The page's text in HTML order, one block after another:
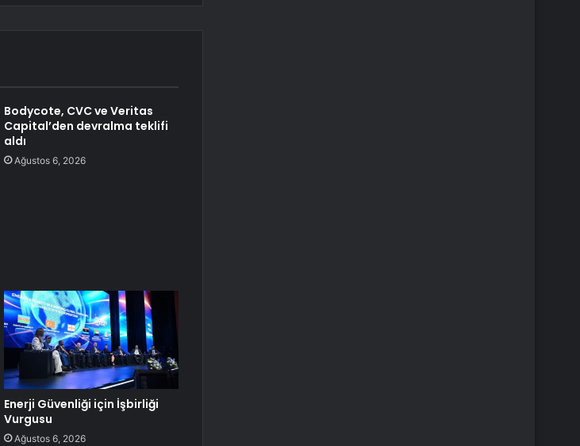
Bodycote, CVC ve Veritas
Capital’den devralma teklifi
aldı
Ağustos 6, 2026
Enerji Güvenliği için İşbirliği
Vurgusu
Ağustos 6, 2026